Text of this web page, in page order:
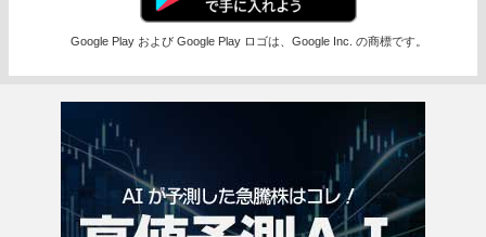
Google Play および Google Play ロゴは、Google Inc. の商標です。